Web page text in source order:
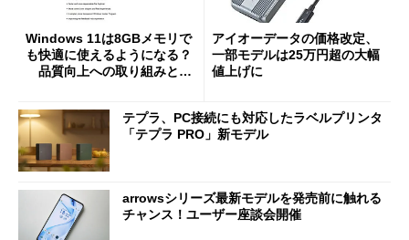
Windows 11は8GBメモリで
も快適に使えるようになる？
品質向上への取り組みと
アイオーデータの価格改定、
一部モデルは25万円超の大幅
値上げに
テプラ、PC接続にも対応したラベルプリンタ
「テプラ PRO」新モデル
arrowsシリーズ最新モデルを発売前に触れる
チャンス！ユーザー座談会開催